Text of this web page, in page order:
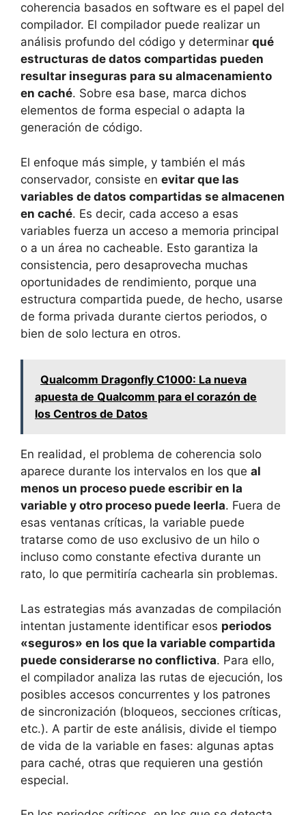
coherencia basados en software es el papel del
compilador. El compilador puede realizar un
análisis profundo del código y determinar qué
estructuras de datos compartidas pueden
resultar inseguras para su almacenamiento
en caché. Sobre esa base, marca dichos
elementos de forma especial o adapta la
generación de código.
El enfoque más simple, y también el más
conservador, consiste en evitar que las
variables de datos compartidas se almacenen
en caché. Es decir, cada acceso a esas
variables fuerza un acceso a memoria principal
o a un área no cacheable. Esto garantiza la
consistencia, pero desaprovecha muchas
oportunidades de rendimiento, porque una
estructura compartida puede, de hecho, usarse
de forma privada durante ciertos periodos, o
bien de solo lectura en otros.
Qualcomm Dragonfly C1000: La nueva
apuesta de Qualcomm para el corazón de
los Centros de Datos
En realidad, el problema de coherencia solo
aparece durante los intervalos en los que al
menos un proceso puede escribir en la
variable y otro proceso puede leerla. Fuera de
esas ventanas críticas, la variable puede
tratarse como de uso exclusivo de un hilo o
incluso como constante efectiva durante un
rato, lo que permitiría cachearla sin problemas.
Las estrategias más avanzadas de compilación
intentan justamente identificar esos periodos
«seguros» en los que la variable compartida
puede considerarse no conflictiva. Para ello,
el compilador analiza las rutas de ejecución, los
posibles accesos concurrentes y los patrones
de sincronización (bloqueos, secciones críticas,
etc.). A partir de este análisis, divide el tiempo
de vida de la variable en fases: algunas aptas
para caché, otras que requieren una gestión
especial.